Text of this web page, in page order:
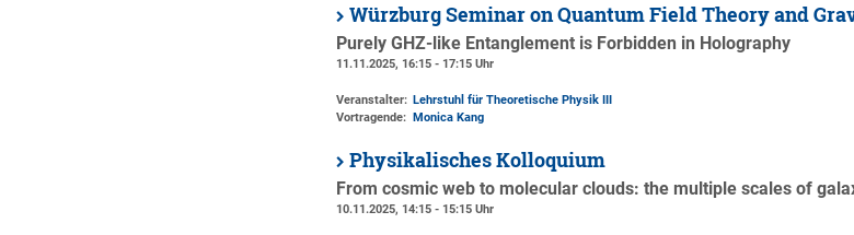
Würzburg Seminar on Quantum Field Theory and
Purely GHZ-like Entanglement is Forbidden in Holography
11.11.2025, 16:15 - 17:15 Uhr
Veranstalter: Lehrstuhl für Theoretische Physik III
Vortragende:
Monica Kang
Physikalisches Kolloquium
From cosmic web to molecular clouds: the multiple scales of
10.11.2025, 14:15 - 15:15 Uhr